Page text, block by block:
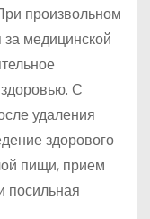
произвольном
медицинской
С
удаления
здорового
пищи, прием
посильная